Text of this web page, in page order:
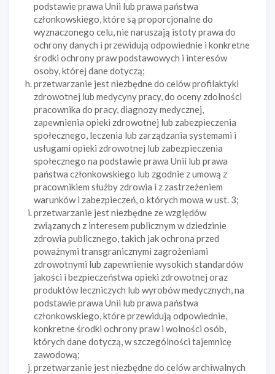
podstawie prawa Unii lub prawa państwa
członkowskiego, które są proporcjonalne do
wyznaczonego celu, nie naruszają istoty prawa do
ochrony danych i przewidują odpowiednie i konkretne
środki ochrony praw podstawowych i interesów
osoby, której dane dotyczą;
przetwarzanie jest niezbędne do celów profilaktyki
zdrowotnej lub medycyny pracy, do oceny zdolności
pracownika do pracy, diagnozy medycznej,
zapewnienia opieki zdrowotnej lub zabezpieczenia
społecznego, leczenia lub zarządzania systemami i
usługami opieki zdrowotnej lub zabezpieczenia
społecznego na podstawie prawa Unii lub prawa
państwa członkowskiego lub zgodnie z umową z
pracownikiem służby zdrowia i z zastrzeżeniem
warunków i zabezpieczeń, o których mowa w ust. 3;
przetwarzanie jest niezbędne ze względów
związanych z interesem publicznym w dziedzinie
zdrowia publicznego, takich jak ochrona przed
poważnymi transgranicznymi zagrożeniami
zdrowotnymi lub zapewnienie wysokich standardów
jakości i bezpieczeństwa opieki zdrowotnej oraz
produktów leczniczych lub wyrobów medycznych, na
podstawie prawa Unii lub prawa państwa
członkowskiego, które przewidują odpowiednie,
konkretne środki ochrony praw i wolności osób,
których dane dotyczą, w szczególności tajemnicę
zawodową;
przetwarzanie jest niezbędne do celów archiwalnych